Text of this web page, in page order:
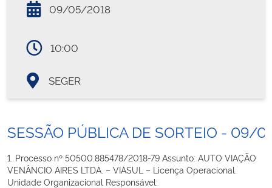
09/05/2018
10:00
SEGER
SESSÃO PÚBLICA DE SORTEIO - 09/
1. Processo nº 50500.885478/2018-79 Assunto: AUTO VIAÇÃO
VENÂNCIO AIRES LTDA. – VIASUL – Licença Operacional.
Unidade Organizacional Responsável: